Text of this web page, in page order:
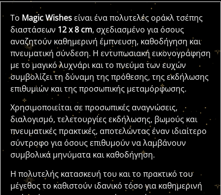
Το Magic Wishesείναι ένα πολυτελές οράκλ τσέπης
διαστάσεων 12 x 8 cm, σχεδιασμένο για όσους
αναζητούν καθημερινή έμπνευση, καθοδήγηση και
πνευματική σύνδεση. Η εντυπωσιακή εικονογράφηση
με το μαγικό λυχνάρι και το πνεύμα των ευχών
συμβολίζει τη δύναμη της πρόθεσης, της εκδήλωσης
επιθυμιών και της προσωπικής μεταμόρφωσης.
Χρησιμοποιείται σε προσωπικές αναγνώσεις,
διαλογισμό, τελετουργίες εκδήλωσης, βωμούς και
πνευματικές πρακτικές, αποτελώντας έναν ιδιαίτερο
σύντροφο για όσους επιθυμούν να λαμβάνουν
συμβολικά μηνύματα και καθοδήγηση.
Η πολυτελής κατασκευή του και το πρακτικό του
μέγεθος το καθιστούν ιδανικό τόσο για καθημερινή